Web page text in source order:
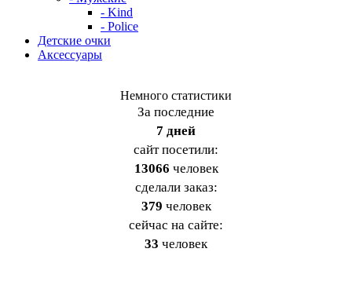
- Kind
- Police
Детские очки
Аксессуары
Немного статистики
За последние
7 дней
cайт посетили:
13066 человек
сделали заказ:
379 человек
сейчас на сайте:
33 человек